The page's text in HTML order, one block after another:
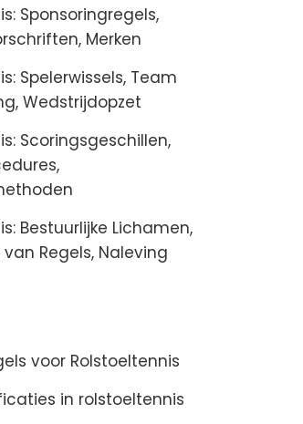
Sponsoringregels,
Merken
Spelerwissels, Team
Wedstrijdopzet
Scoringsgeschillen,
Bestuurlijke Lichamen,
Regels, Naleving
voor Rolstoeltennis
in rolstoeltennis